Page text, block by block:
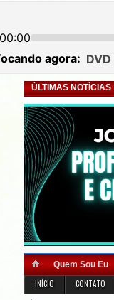
ÚLTIMAS NOTÍCIAS
Quem Sou Eu
INÍCIO CONTATO